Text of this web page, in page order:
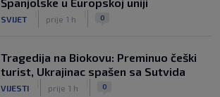
SVIJET prije 1 h 0
Tragedija na Biokovu: Preminuo češki
turist, Ukrajinac spašen sa Sutvida
VIJESTI prije 1 h 0